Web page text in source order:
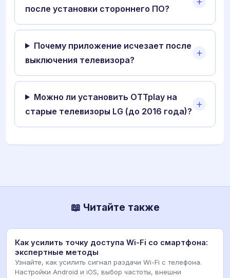
после установки стороннего ПО?
Почему приложение исчезает после
выключения телевизора?
Можно ли установить OTTplay на
старые телевизоры LG (до 2016 года)?
📖 Читайте также
Как усилить точку доступа Wi-Fi со смартфона:
экспертные методы
Узнайте, как усилить сигнал раздачи Wi-Fi с телефона.
Настройки Android и iOS, выбор частоты, внешни